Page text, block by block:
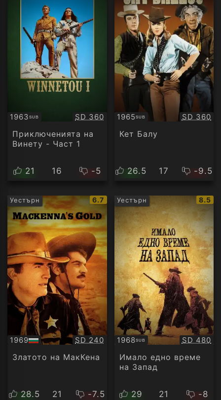
1963SUB
Субтитри Качество:
SD 360
Приключенията на
Винету - Част 1
21 16 -5
1965SUB
Субтитри SD 360
Кет Балу
26.5 17 -9.5
Уестърн
IMDb
рейтинг:
6.7
1969
БГ
аудио
Качество:
SD 240
Златото на МакКена
28.5 21 -7.5
Уестърн
IMDb
8.5
1968SUB
Субтитри SD 480
Имало едно време
на Запад
29 21 -8